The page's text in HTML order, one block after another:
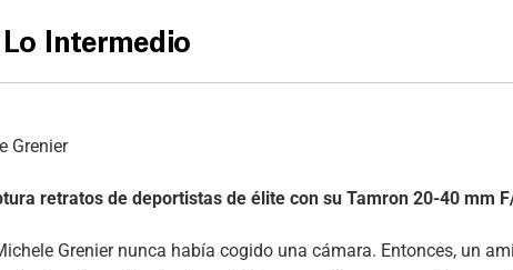
Lo Intermedio
Grenier
retratos de deportistas de élite con su Tamron 20-40 mm
Grenier nunca había cogido una cámara. Entonces, un